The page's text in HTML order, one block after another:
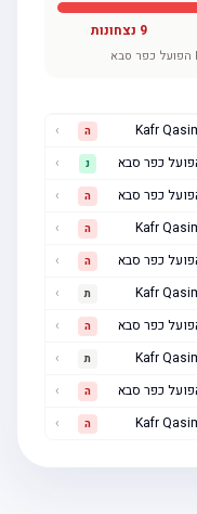
נצחונות
כפר סבא
Kafr
כפר סבא
כפר סבא
Kafr
כפר סבא
Kafr
כפר סבא
Kafr
כפר סבא
Kafr